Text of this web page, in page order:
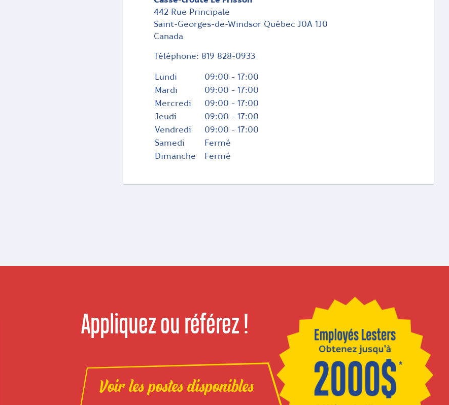
442 Rue Principale
Saint-Georges-de-Windsor Québec J0A 1J0
Canada
Téléphone: 819 828-0933
Lundi
09:00 - 17:00
Mardi
09:00 - 17:00
Mercredi
09:00 - 17:00
Jeudi
09:00 - 17:00
Vendredi
09:00 - 17:00
Samedi
Fermé
Dimanche
Fermé
Appliquez ou référez !
Voir les postes disponibles